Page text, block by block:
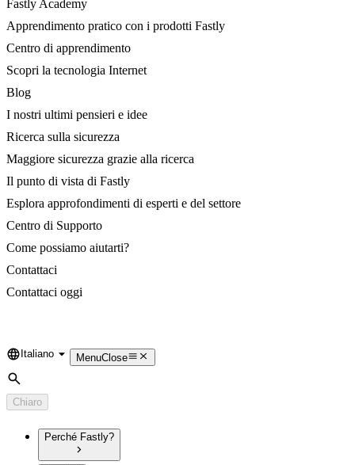
Fastly Academy
Apprendimento pratico con i prodotti Fastly
Centro di apprendimento
Scopri la tecnologia Internet
Blog
I nostri ultimi pensieri e idee
Ricerca sulla sicurezza
Maggiore sicurezza grazie alla ricerca
Il punto di vista di Fastly
Esplora approfondimenti di esperti e del settore
Centro di Supporto
Come possiamo aiutarti?
Contattaci
Contattaci oggi
Language
Italiano MenuClose
Cerca
Chiaro
Perché Fastly?